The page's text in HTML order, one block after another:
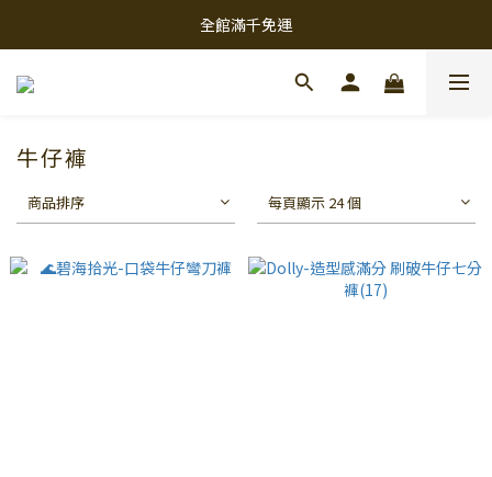
全館滿千免運
牛仔褲
商品排序 每頁顯示 24 個